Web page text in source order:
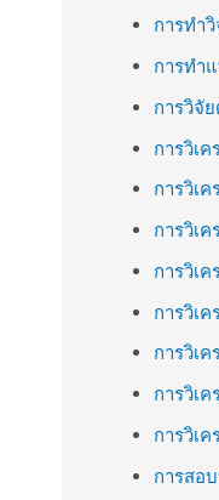
การทำ
การทำ
การวิจั
การวิเ
การวิเ
การวิเ
การวิเ
การวิเค
การวิเ
การวิเ
การวิเ
การสอ